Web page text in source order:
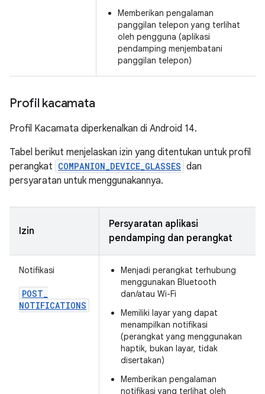
Memberikan pengalaman
panggilan telepon yang terlihat
oleh pengguna (aplikasi
pendamping menjembatani
panggilan telepon)
Profil kacamata
Profil Kacamata diperkenalkan di Android 14.
Tabel berikut menjelaskan izin yang ditentukan untuk profil
perangkat COMPANION_DEVICE_GLASSES dan
persyaratan untuk menggunakannya.
Izin
Persyaratan aplikasi
pendamping dan perangkat
Notifikasi
POST_
NOTIFICATIONS
Menjadi perangkat terhubung
menggunakan Bluetooth
dan/atau Wi-Fi
Memiliki layar yang dapat
menampilkan notifikasi
(perangkat yang menggunakan
haptik, bukan layar, tidak
disertakan)
Memberikan pengalaman
notifikasi yang terlihat oleh